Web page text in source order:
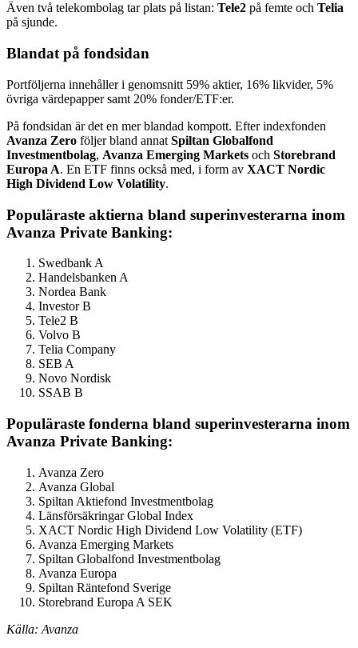
Även två telekombolag tar plats på listan: Tele2 på femte och Telia
på sjunde.
Blandat på fondsidan
Portföljerna innehåller i genomsnitt 59% aktier, 16% likvider, 5%
övriga värdepapper samt 20% fonder/ETF:er.
På fondsidan är det en mer blandad kompott. Efter indexfonden
Avanza Zero följer bland annat Spiltan Globalfond
Investmentbolag, Avanza Emerging Markets och Storebrand
Europa A. En ETF finns också med, i form av XACT Nordic
High Dividend Low Volatility.
Populäraste aktierna bland superinvesterarna inom
Avanza Private Banking:
Swedbank A
Handelsbanken A
Nordea Bank
Investor B
Tele2 B
Volvo B
Telia Company
SEB A
Novo Nordisk
SSAB B
Populäraste fonderna bland superinvesterarna inom
Avanza Private Banking:
Avanza Zero
Avanza Global
Spiltan Aktiefond Investmentbolag
Länsförsäkringar Global Index
XACT Nordic High Dividend Low Volatility (ETF)
Avanza Emerging Markets
Spiltan Globalfond Investmentbolag
Avanza Europa
Spiltan Räntefond Sverige
Storebrand Europa A SEK
Källa: Avanza